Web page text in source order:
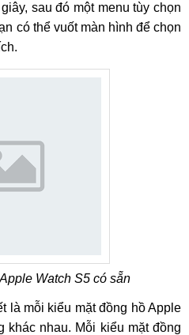
sau đó một menu tùy chọn
có thể vuốt màn hình để chọn
Watch S5 có sẵn
là mỗi kiểu mặt đồng hồ Apple
khác nhau. Mỗi kiểu mặt đồng